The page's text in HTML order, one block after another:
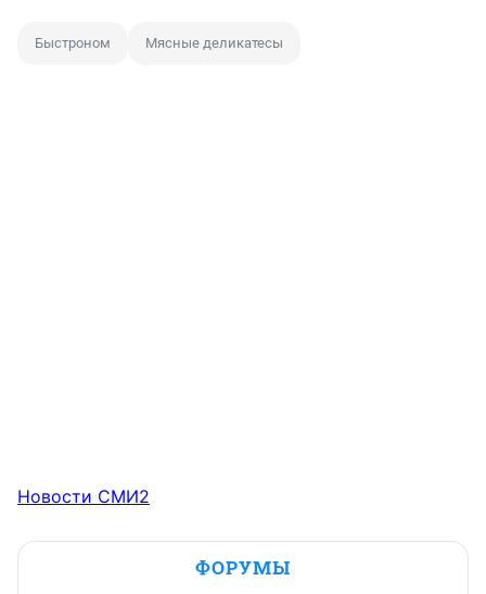
Быстроном Мясные деликатесы
Новости СМИ2
ФОРУМЫ